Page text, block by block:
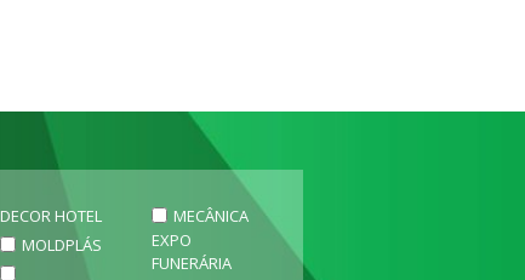
DECOR HOTEL
MOLDPLÁS
MECÂNICA
EXPO
FUNERÁRIA